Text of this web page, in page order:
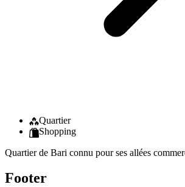
Quartier
Shopping
Quartier de Bari connu pour ses allées
Footer